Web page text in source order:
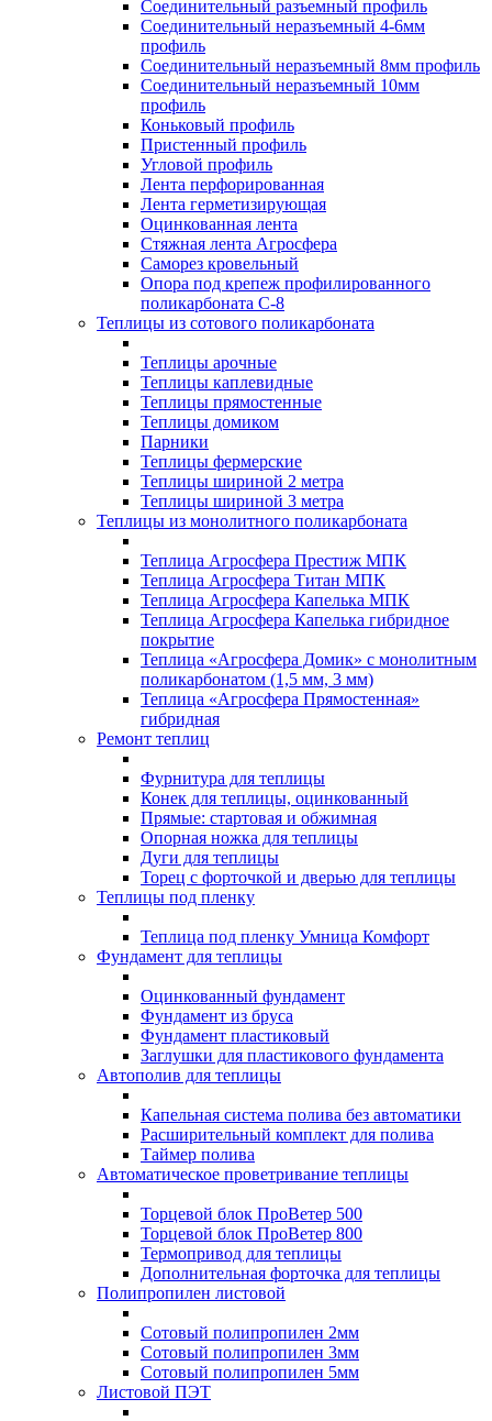
Соединительный разъемный профиль
Соединительный неразъемный 4-6мм
профиль
Соединительный неразъемный 8мм профиль
Соединительный неразъемный 10мм
профиль
Коньковый профиль
Пристенный профиль
Угловой профиль
Лента перфорированная
Лента герметизирующая
Оцинкованная лента
Стяжная лента Агросфера
Саморез кровельный
Опора под крепеж профилированного
поликарбоната С-8
Теплицы из сотового поликарбоната
Теплицы арочные
Теплицы каплевидные
Теплицы прямостенные
Теплицы домиком
Парники
Теплицы фермерские
Теплицы шириной 2 метра
Теплицы шириной 3 метра
Теплицы из монолитного поликарбоната
Теплица Агросфера Престиж МПК
Теплица Агросфера Титан МПК
Теплица Агросфера Капелька МПК
Теплица Агросфера Капелька гибридное
покрытие
Теплица «Агросфера Домик» с монолитным
поликарбонатом (1,5 мм, 3 мм)
Теплица «Агросфера Прямостенная»
гибридная
Ремонт теплиц
Фурнитура для теплицы
Конек для теплицы, оцинкованный
Прямые: стартовая и обжимная
Опорная ножка для теплицы
Дуги для теплицы
Торец с форточкой и дверью для теплицы
Теплицы под пленку
Теплица под пленку Умница Комфорт
Фундамент для теплицы
Оцинкованный фундамент
Фундамент из бруса
Фундамент пластиковый
Заглушки для пластикового фундамента
Автополив для теплицы
Капельная система полива без автоматики
Расширительный комплект для полива
Таймер полива
Автоматическое проветривание теплицы
Торцевой блок ПроВетер 500
Торцевой блок ПроВетер 800
Термопривод для теплицы
Дополнительная форточка для теплицы
Полипропилен листовой
Сотовый полипропилен 2мм
Сотовый полипропилен 3мм
Сотовый полипропилен 5мм
Листовой ПЭТ